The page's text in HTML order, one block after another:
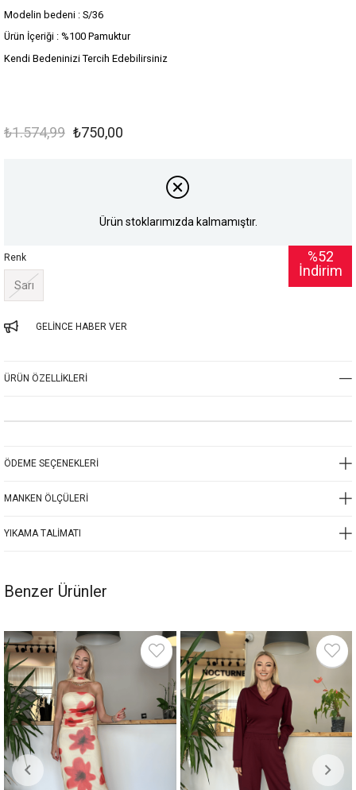
Modelin bedeni : S/36
Ürün İçeriği : %100 Pamuktur
Kendi Bedeninizi Tercih Edebilirsiniz
₺1.574,99 ₺750,00
Ürün stoklarımızda kalmamıştır.
Renk
Sarı
%52
İndirim
GELINCE HABER VER
ÜRÜN ÖZELLIKLERI
ÖDEME SEÇENEKLERI
MANKEN ÖLÇÜLERI
YIKAMA TALIMATI
Benzer Ürünler